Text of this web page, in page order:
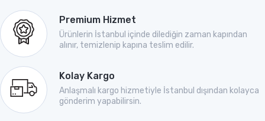
Premium Hizmet
Ürünlerin İstanbul içinde dilediğin zaman kapından
alınır, temizlenip kapına teslim edilir.
Kolay Kargo
Anlaşmalı kargo hizmetiyle İstanbul dışından kolayca
gönderim yapabilirsin.